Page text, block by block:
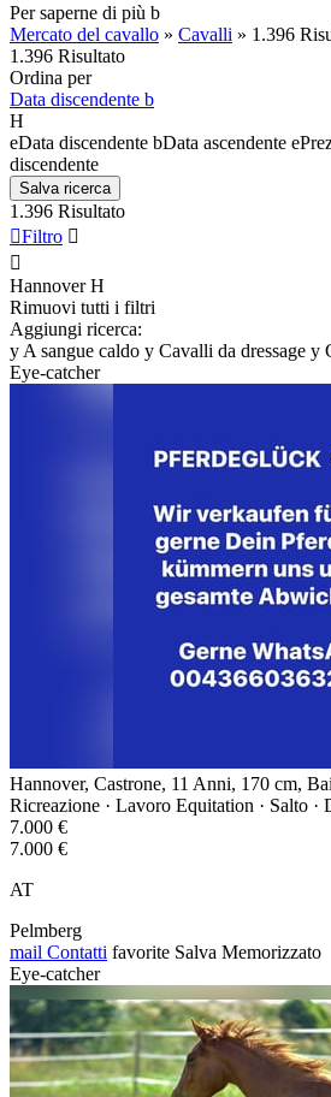
Per saperne di più b
Mercato del cavallo » Cavalli » 1.396
1.396 Risultato
Ordina per
Data discendente b
H
eData discendente bData ascendente e
discendente
Salva ricerca
1.396 Risultato
Filtro 

Hannover H
Rimuovi tutti i filtri
Aggiungi ricerca:
y A sangue caldo y Cavalli da dressage y
Eye-catcher
Hannover, Castrone, 11 Anni, 170 cm,
Ricreazione · Lavoro Equitation · Salto ·
7.000 €
7.000 €
AT
Pelmberg
mail Contatti favorite Salva Memorizzato
Eye-catcher